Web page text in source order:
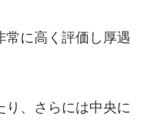
常に高く評価し厚遇
り、さらには中央に